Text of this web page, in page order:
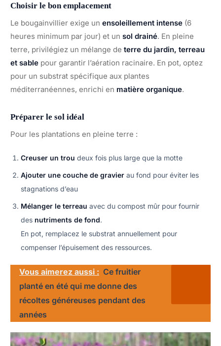
Choisir le bon emplacement
Le bougainvillier exige un ensoleillement intense (6
heures minimum par jour) et un sol drainé. En pleine
terre, privilégiez un mélange de terre du jardin, terreau
et sable pour garantir l’aération racinaire. En pot, optez
pour un substrat spécifique aux plantes
méditerranéennes, enrichi en matière organique.
Préparer le sol idéal
Pour les plantations en pleine terre :
Creuser un trou deux fois plus large que la motte
Ajouter une couche de gravier au fond pour éviter les
stagnations d’eau
Mélanger le terreau avec du compost mûr pour fournir
des nutriments de fond.
En pot, remplacez le substrat annuellement pour
compenser l’épuisement des ressources.
Vous aimerez aussi : Ce fruitier
planté en été qui me donne des
récoltes généreuses pendant des
années